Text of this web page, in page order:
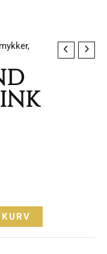
,
kr..